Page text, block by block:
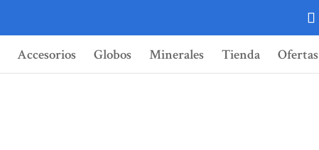
Accesorios Globos Minerales Tienda Ofertas